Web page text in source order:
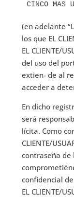
CINCO MAS
(en adelante
los que EL
EL CLIENTE/
del uso del
extien- de al
acceder a
En dicho
será
lícita. Como
CLIENTE/
contraseña de
confidencial
EL CLIENTE/